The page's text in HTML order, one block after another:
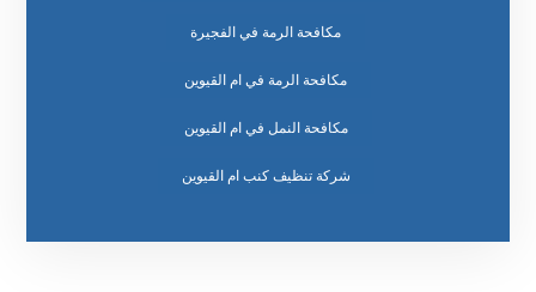
مكافحة الرمة في الفجيرة
مكافحة الرمة في ام القيوين
مكافحة النمل في ام القيوين